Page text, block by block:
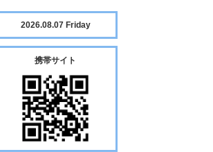
2026.08.07 Friday
携帯サイト